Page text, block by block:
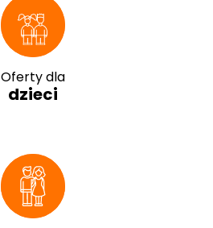
Oferty dla
dzieci